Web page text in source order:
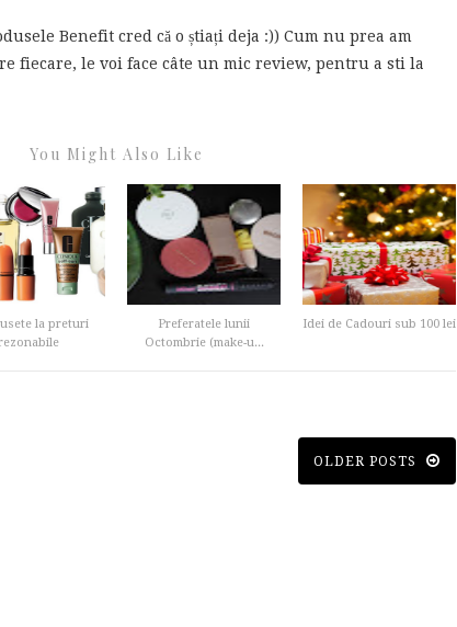
Benefit cred că o știați deja :)) Cum nu prea am
fiecare, le voi face câte un mic review, pentru a sti la
You Might Also Like
la preturi
Preferatele lunii
Octombrie (make-u...
Idei de Cadouri sub 100 lei
OLDER POSTS